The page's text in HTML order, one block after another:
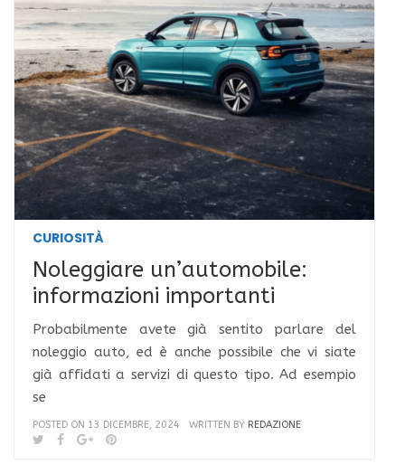
CURIOSITÀ
Noleggiare un’automobile:
informazioni importanti
Probabilmente avete già sentito parlare del
noleggio auto, ed è anche possibile che vi siate
già affidati a servizi di questo tipo. Ad esempio
se
POSTED ON 13 DICEMBRE, 2024 WRITTEN BY REDAZIONE